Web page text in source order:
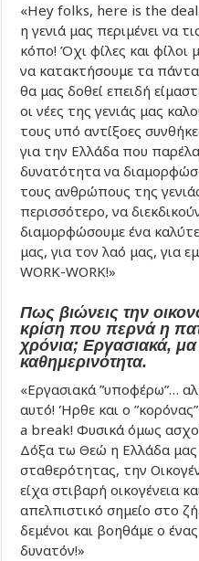
«Hey folks, here is the
η γενιά μας περιμένει να
κόπο! Όχι φίλες και φίλοι
να κατακτήσουμε τα
θα μας δοθεί επειδή
οι νέες της γενιάς μας
τους υπό αντίξοες
για την Ελλάδα που
δυνατότητα να
τους ανθρώπους της
περισσότερο, να
διαμορφώσουμε ένα
μας, για τον λαό μας, για
WORK-WORK!»
Πως βιώνεις την
κρίση που περνά η
χρόνια; Εργασιακά,
καθημερινότητα.
«Εργασιακά ”υποφέρω”…
αυτό! Ήρθε και ο
a break! Φυσικά όμως
Δόξα τω Θεώ η Ελλάδα μας
σταθερότητας, την
είχα στιβαρή οικογένεια
απελπιστικό σημείο στο
δεμένοι και βοηθάμε ο
δυνατόν!»